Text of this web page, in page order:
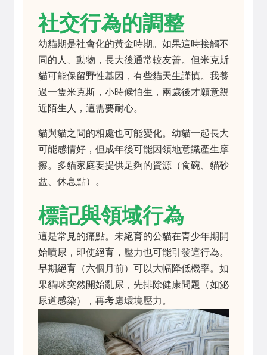
社交行為的調整
幼貓期是社會化的黃金時期。如果這時接觸不
同的人、動物，長大後通常較友善。但米克斯
貓可能保留野性基因，有些貓天生謹慎。我養
過一隻米克斯，小時候怕生，兩歲後才願意親
近陌生人，這需要耐心。
貓與貓之間的相處也可能變化。幼貓一起長大
可能感情好，但成年後可能因領地意識產生摩
擦。多貓家庭要提供足夠的資源（食碗、貓砂
盆、休息點）。
標記與領域行為
這是常見的痛點。未絕育的公貓在青少年期開
始噴尿，即使絕育，壓力也可能引發這行為。
早期絕育（六個月前）可以大幅降低機率。如
果貓咪突然開始亂尿，先排除健康問題（如泌
尿道感染），再考慮環境壓力。